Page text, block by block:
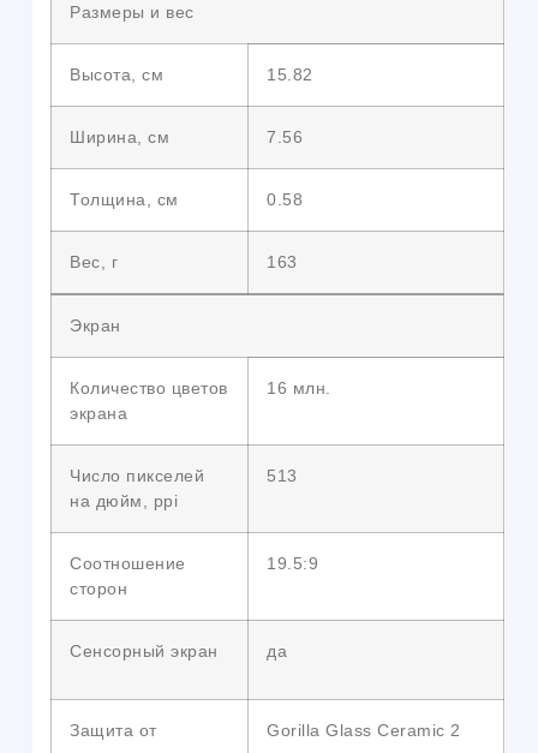
Размеры и вес
Высота, см 15.82
Ширина, см 7.56
Толщина, см 0.58
Вес, г 163
Экран
Количество цветов
экрана
16 млн.
Число пикселей
на дюйм, ppi
513
Соотношение
сторон
19.5:9
Сенсорный экран да
Защита от
Gorilla Glass Ceramic 2